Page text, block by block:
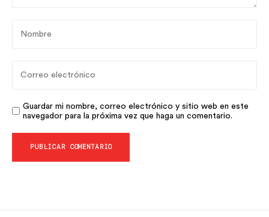
Guardar mi nombre, correo electrónico y sitio web en este
navegador para la próxima vez que haga un comentario.